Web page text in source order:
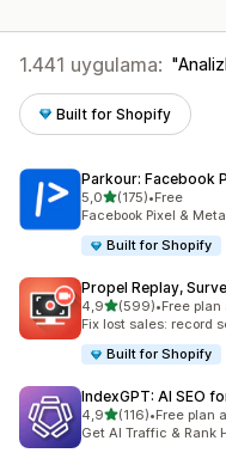
1.441 uygulama:
Built for Shopify
Parkour: Facebook
5,05 yıldız üzerinden
(175)
toplam 175•Free
Facebook Pixel &
Built for Shopify
Propel Replay,
4,95 yıldız üzerinden
(599)
toplam 599•Free
Fix lost sales: record
Built for Shopify
IndexGPT: AI SEO
4,95 yıldız üzerinden
(116)
toplam 116•Free plan
Get AI Traffic & Rank